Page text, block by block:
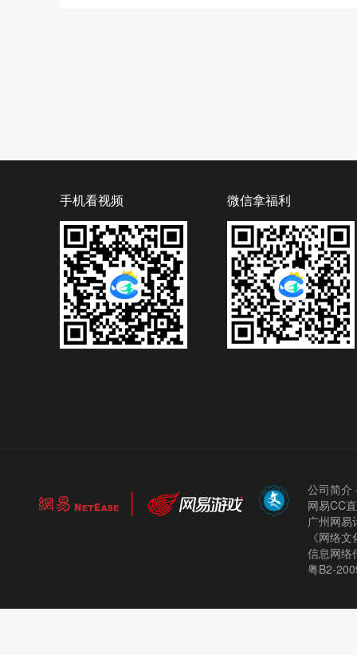
手机看视频 微信拿福利
公司简介
网易CC
广州网
《网络
信息网络
粤B2-